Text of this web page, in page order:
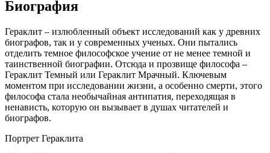
Биография
Гераклит – излюбленный объект исследований как у древних
биографов, так и у современных ученых. Они пытались
отделить темное философское учение от не менее темной и
таинственной биографии. Отсюда и прозвище философа –
Гераклит Темный или Гераклит Мрачный. Ключевым
моментом при исследовании жизни, а особенно смерти, этого
философа стала необычайная антипатия, переходящая в
ненависть, которую он вызывает в душах читателей и
биографов.
Портрет Гераклита